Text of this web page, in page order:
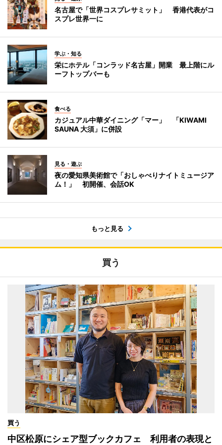
名古屋で「世界コスプレサミット」 香港代表がコ
スプレ世界一に
学ぶ・知る
栄にホテル「コンラッド名古屋」開業 最上階にル
ーフトップバーも
食べる
カジュアル中華ダイニング「マー」 「KIWAMI
SAUNA 大須」に併設
見る・遊ぶ
夜の愛知県美術館で「おしゃべりナイトミュージア
ム！」 初開催、会話OK
もっと見る
買う
買う
中区松原にシェア型ブックカフェ 利用者の表現と